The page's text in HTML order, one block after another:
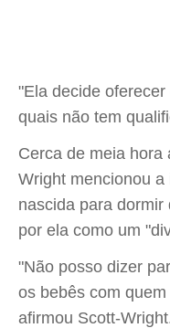
"Ela decide
quais não tem
Cerca de meia hora
Wright mencionou
nascida para
por ela como um
"Não posso dizer
os bebês com
afirmou Scott-